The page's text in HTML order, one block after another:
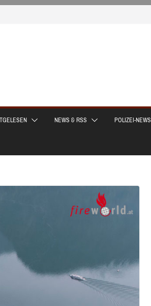
NEWS & RSS POLIZEI-NEWS